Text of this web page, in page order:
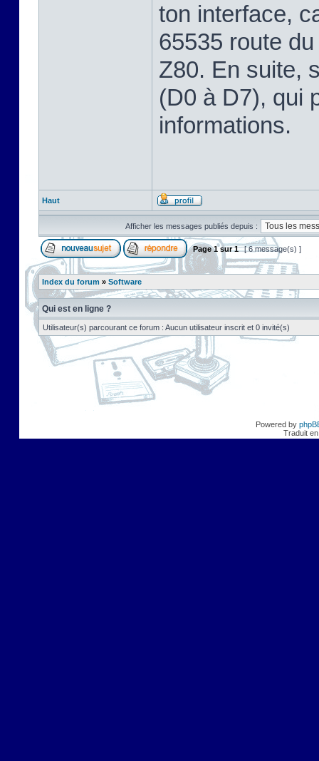
ton interface,
65535 route
Z80. En suite,
(D0 à D7), qui
informations.
Haut
Afficher les messages publiés depuis :
Page1sur1 [ 6 message(s) ]
Index du forum » Software
Qui est en ligne ?
Utilisateur(s) parcourant ce forum : Aucun utilisateur inscrit et 0 invité(s)
Powered by
Traduit